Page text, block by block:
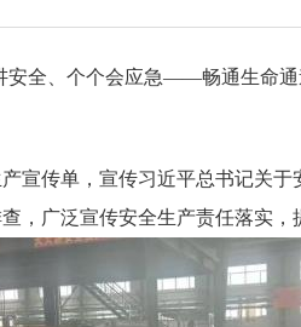
安全、个个会应急——畅通生命
宣传单，宣传习近平总书记关
，广泛宣传安全生产责任落实，